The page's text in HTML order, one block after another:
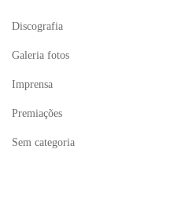
Discografia
Galeria fotos
Imprensa
Premiações
Sem categoria